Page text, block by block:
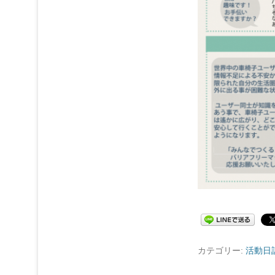
カテゴリー: 活動日